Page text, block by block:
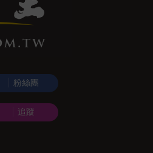
粉絲團
追蹤